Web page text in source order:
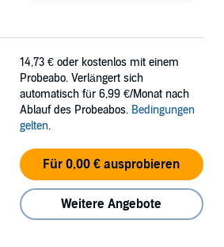
14,73 € oder kostenlos mit einem
Probeabo. Verlängert sich
automatisch für 6,99 €/Monat nach
Ablauf des Probeabos. Bedingungen
gelten.
Für 0,00 € ausprobieren
Weitere Angebote